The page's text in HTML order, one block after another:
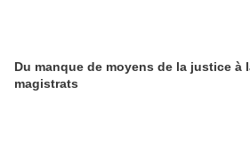
Du manque de moyens de la justice à
magistrats